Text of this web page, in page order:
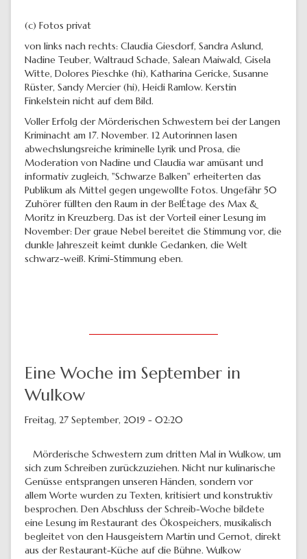
(c) Fotos privat
von links nach rechts: Claudia Giesdorf, Sandra Aslund,
Nadine Teuber, Waltraud Schade, Salean Maiwald, Gisela
Witte, Dolores Pieschke (hi), Katharina Gericke, Susanne
Rüster, Sandy Mercier (hi), Heidi Ramlow. Kerstin
Finkelstein nicht auf dem Bild.
Voller Erfolg der Mörderischen Schwestern bei der Langen
Kriminacht am 17. November. 12 Autorinnen lasen
abwechslungsreiche kriminelle Lyrik und Prosa, die
Moderation von Nadine und Claudia war amüsant und
informativ zugleich, "Schwarze Balken" erheiterten das
Publikum als Mittel gegen ungewollte Fotos. Ungefähr 50
Zuhörer füllten den Raum in der BelÉtage des Max &
Moritz in Kreuzberg. Das ist der Vorteil einer Lesung im
November: Der graue Nebel bereitet die Stimmung vor, die
dunkle Jahreszeit keimt dunkle Gedanken, die Welt
schwarz-weiß. Krimi-Stimmung eben.
Eine Woche im September in
Wulkow
Freitag, 27 September, 2019 - 02:20
Mörderische Schwestern zum dritten Mal in Wulkow, um
sich zum Schreiben zurückzuziehen. Nicht nur kulinarische
Genüsse entsprangen unseren Händen, sondern vor
allem Worte wurden zu Texten, kritisiert und konstruktiv
besprochen. Den Abschluss der Schreib-Woche bildete
eine Lesung im Restaurant des Ökospeichers, musikalisch
begleitet von den Hausgeistern Martin und Gernot, direkt
aus der Restaurant-Küche auf die Bühne. Wulkow